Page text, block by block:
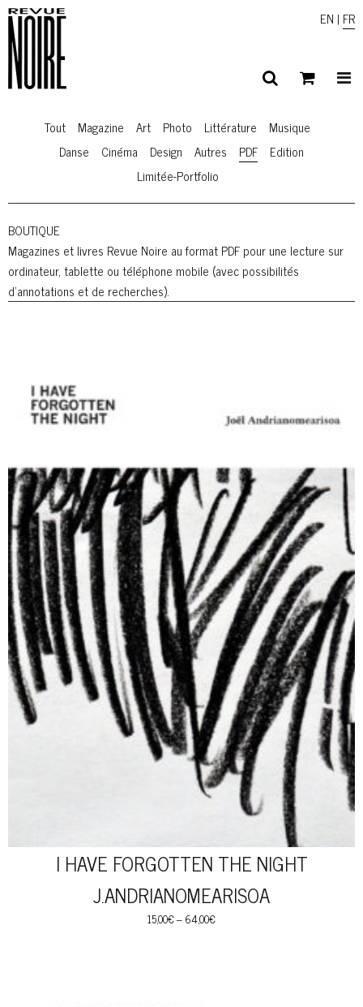
EN | FR
Tout Magazine Art Photo Littérature
Musique
Danse
Cinéma Design Autres PDF
Edition
Limitée-Portfolio
BOUTIQUE
Magazines et livres Revue Noire au format PDF pour une lecture sur
ordinateur, tablette ou téléphone mobile (avec possibilités
d’annotations et de recherches).
I HAVE FORGOTTEN THE NIGHT
J.ANDRIANOMEARISOA
15,00€–64,00€